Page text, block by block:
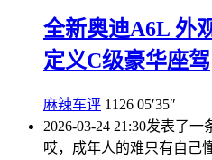
全新奥迪A6L 外
定义C级豪华座驾
麻辣车评 1126 05′35″
2026-03-24 21:30发表了一
哎，成年人的难只有自己